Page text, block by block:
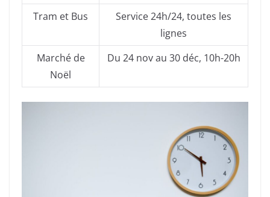
Tram et Bus
Service 24h/24, toutes les
lignes
Marché de
Noël
Du 24 nov au 30 déc, 10h-20h